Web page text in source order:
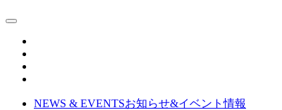
NEWS & EVENTSお知らせ&イベント情報